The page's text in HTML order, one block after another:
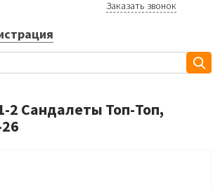
Заказать звонок
2 Сандалеты Топ-Топ,